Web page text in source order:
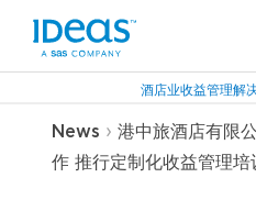
酒店业收益管理解
News › 港中旅酒店有限
作 推行定制化收益管理